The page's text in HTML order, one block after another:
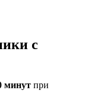
с
минут при